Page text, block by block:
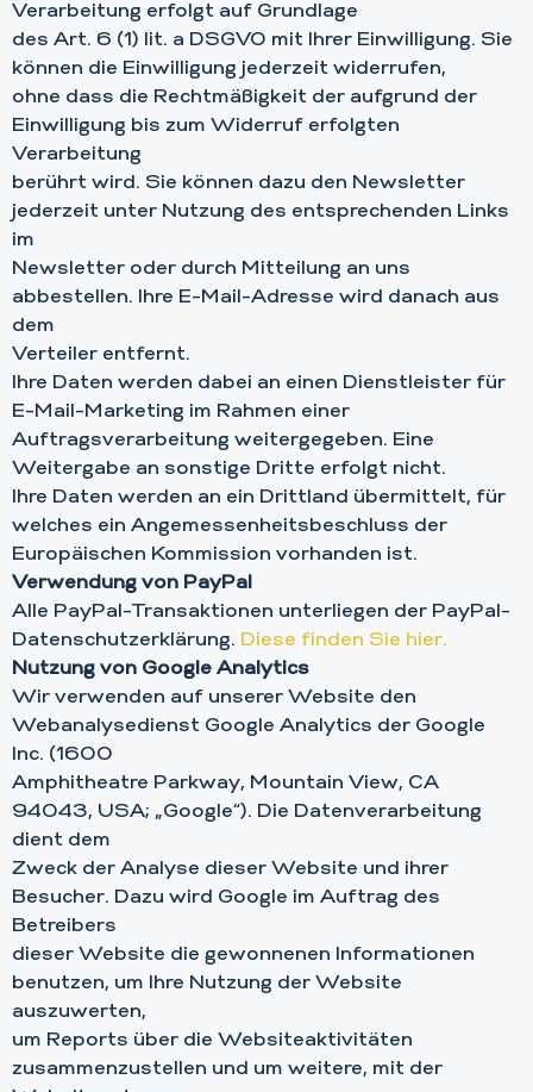
Verarbeitung erfolgt auf Grundlage
des Art. 6 (1) lit. a DSGVO mit Ihrer Einwilligung. Sie
können die Einwilligung jederzeit widerrufen,
ohne dass die Rechtmäßigkeit der aufgrund der
Einwilligung bis zum Widerruf erfolgten
Verarbeitung
berührt wird. Sie können dazu den Newsletter
jederzeit unter Nutzung des entsprechenden Links
im
Newsletter oder durch Mitteilung an uns
abbestellen. Ihre E-Mail-Adresse wird danach aus
dem
Verteiler entfernt.
Ihre Daten werden dabei an einen Dienstleister für
E-Mail-Marketing im Rahmen einer
Auftragsverarbeitung weitergegeben. Eine
Weitergabe an sonstige Dritte erfolgt nicht.
Ihre Daten werden an ein Drittland übermittelt, für
welches ein Angemessenheitsbeschluss der
Europäischen Kommission vorhanden ist.
Verwendung von PayPal
Alle PayPal-Transaktionen unterliegen der PayPal-
Datenschutzerklärung. Diese finden Sie hier.
Nutzung von Google Analytics
Wir verwenden auf unserer Website den
Webanalysedienst Google Analytics der Google
Inc. (1600
Amphitheatre Parkway, Mountain View, CA
94043, USA; „Google“). Die Datenverarbeitung
dient dem
Zweck der Analyse dieser Website und ihrer
Besucher. Dazu wird Google im Auftrag des
Betreibers
dieser Website die gewonnenen Informationen
benutzen, um Ihre Nutzung der Website
auszuwerten,
um Reports über die Websiteaktivitäten
zusammenzustellen und um weitere, mit der